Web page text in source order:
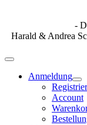
-
Harald & Andrea
Anmeldung
Account